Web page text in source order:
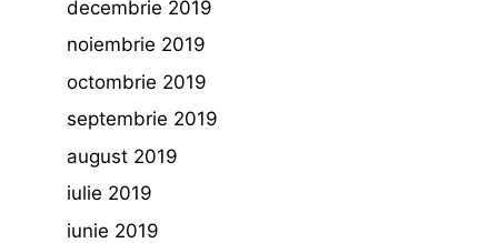
decembrie 2019
noiembrie 2019
octombrie 2019
septembrie 2019
august 2019
iulie 2019
iunie 2019